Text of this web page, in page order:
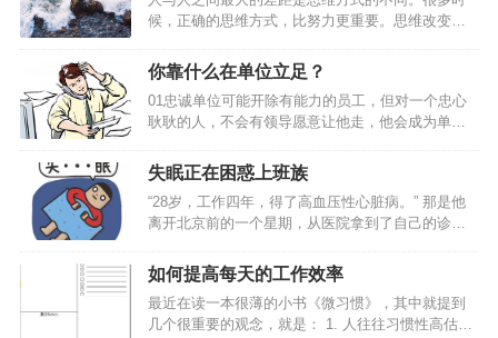
候，正确的思维方式，比努力更重要。思维改变一
喻户晓的故事：在伦敦的一条街上有三家裁衣店，
为了招揽更多的生意，三家裁衣店的老板先后在自
己的店铺前亮出一块广告牌。最先挂出的广告牌，
醒目地写着：“本店拥有伦敦最好的裁缝。”第二家老
板见了，不甘示弱，立即挂出一块同样大小的广告
牌，上书：“本店拥有英国最好的裁缝。”看到这里，
“本店拥有世界上最好的裁缝。”不料，那老板却来
了…
你靠什么在单位立足？
01忠诚单位可能开除有能力的员工，但对一个忠心
耿耿的人，不会有领导愿意让他走，他会成为单位
景的员工。1、 站在老板的立场上思考问题；2、 与
上级分享你的想法；3、 时刻维护公司的利益；4、
琢磨为公司赚钱；5、 在外界诱惑面前经得起考验。
你靠什么在单位立足？此文堪称经典2敬业随着社会
进步，人们的知识背景越来越趋同。学历、文凭已
不再是公司挑选员工的首要条件。很多公司考察员
作的目的不仅仅在于报酬；2、 提供超…
失眠正在困惑上班族
“28岁，工作四年，得了高血压性心脏病。” 那是他
离开北京前的一个星期，从医院拿到了自己的诊断
十分惶恐，但是他心里又很明白，事情到了这种地
步，只能怪自己。 在将近两年的时间里，他一直深
受失眠的困扰，整个人比两年前胖了21斤，记忆力
下降非常明显，注意力也很难像以前一样时刻集
如何提高每天的工作效率
最近在读一本很薄的小书《微习惯》，其中就提到
几个很重要的观念，就是： 1. 人往往习惯性高估短